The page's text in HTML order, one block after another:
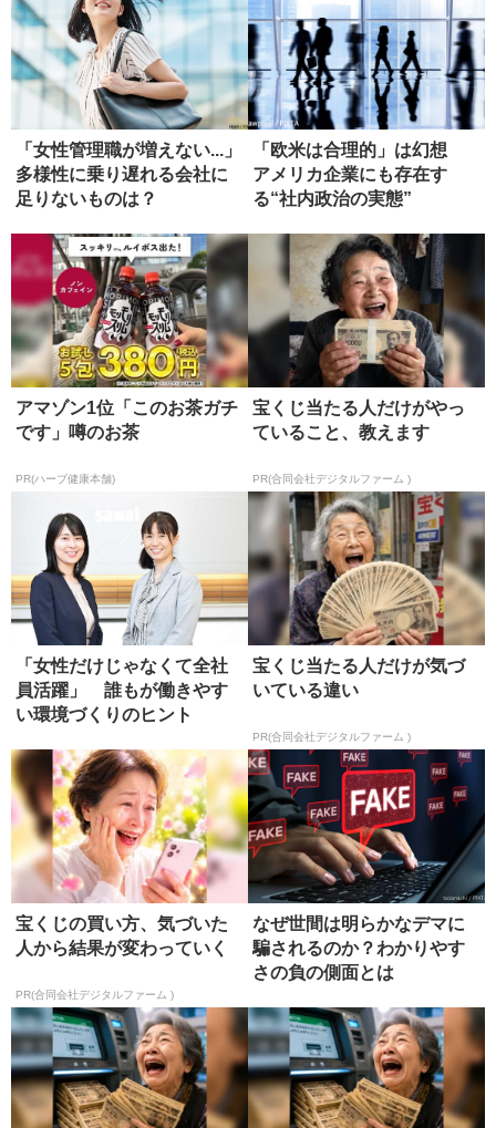
「女性管理職が増えない...」
多様性に乗り遅れる会社に
足りないものは？
「欧米は合理的」は幻想
アメリカ企業にも存在す
る“社内政治の実態”
アマゾン1位「このお茶ガチ
です」噂のお茶
PR(ハーブ健康本舗)
宝くじ当たる人だけがやっ
ていること、教えます
PR(合同会社デジタルファーム )
「女性だけじゃなくて全社
員活躍」 誰もが働きやす
い環境づくりのヒント
宝くじ当たる人だけが気づ
いている違い
PR(合同会社デジタルファーム )
宝くじの買い方、気づいた
人から結果が変わっていく
PR(合同会社デジタルファーム )
なぜ世間は明らかなデマに
騙されるのか？わかりやす
さの負の側面とは